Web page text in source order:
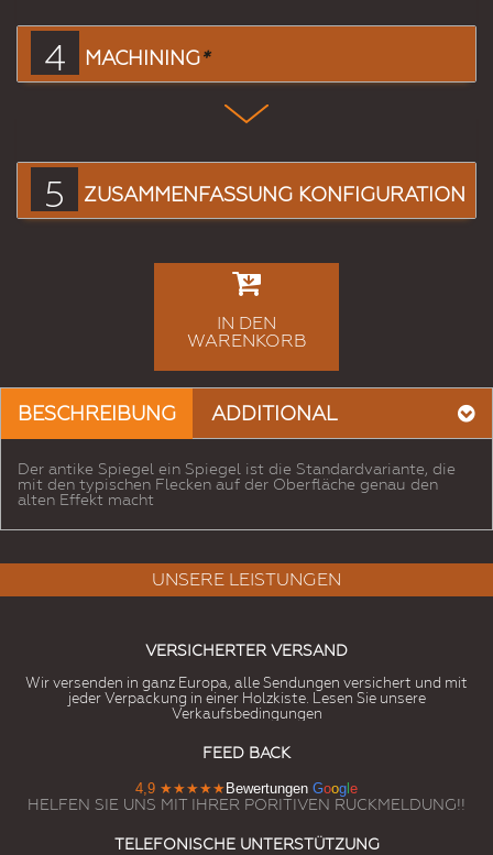
4 MACHINING*
5 ZUSAMMENFASSUNG KONFIGURATION
IN DEN
WARENKORB
BESCHREIBUNG ADDITIONAL
Der antike Spiegel ein Spiegel ist die Standardvariante, die
mit den typischen Flecken auf der Oberfläche genau den
alten Effekt macht
UNSERE LEISTUNGEN
VERSICHERTER VERSAND
Wir versenden in ganz Europa, alle Sendungen versichert und mit
jeder Verpackung in einer Holzkiste. Lesen Sie unsere
Verkaufsbedingungen
FEED BACK
4,9 ★★★★★ Bewertungen Goog e
HELFEN SIE UNS MIT IHRER PORITIVEN RUCKMELDUNG!!
TELEFONISCHE UNTERSTÜTZUNG